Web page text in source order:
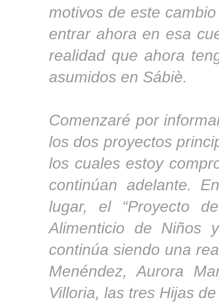
motivos de este
entrar ahora en esa
realidad que ahora
asumidos en Sábiè.
Comenzaré por
los dos proyectos
los cuales estoy
continúan adelante.
lugar, el “Proyecto
Alimenticio de Niños
continúa siendo una
Menéndez, Aurora
Villoria, las tres Hijas